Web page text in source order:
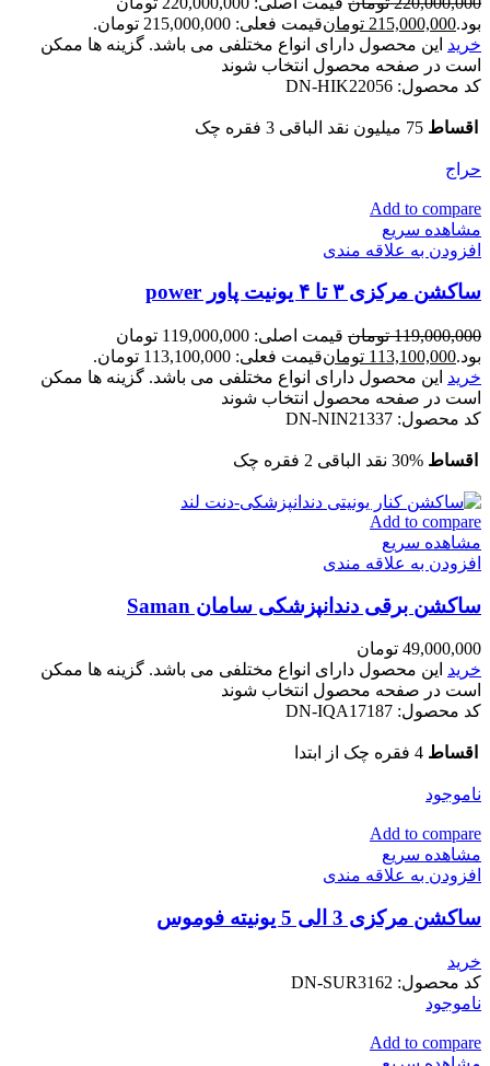
بود.215,000,000 تومانقیمت فعلی: 215,000,000 تومان.
خرید این محصول دارای انواع مختلفی می باشد. گزینه ها ممکن
است در صفحه محصول انتخاب شوند
کد محصول: DN-HIK22056
اقساط 75 میلیون نقد الباقی 3 فقره چک
حراج
Add to compare
مشاهده سریع
افزودن به علاقه مندی
ساکشن مرکزی ۳ تا ۴ یونیت پاور power
119,000,000 تومان
قیمت اصلی: 119,000,000 تومان
بود.113,100,000 تومانقیمت فعلی: 113,100,000 تومان.
خرید این محصول دارای انواع مختلفی می باشد. گزینه ها ممکن
است در صفحه محصول انتخاب شوند
کد محصول: DN-NIN21337
اقساط 30% نقد الباقی 2 فقره چک
Add to compare
مشاهده سریع
افزودن به علاقه مندی
ساکشن برقی دندانپزشکی سامان Saman
49,000,000 تومان
خرید این محصول دارای انواع مختلفی می باشد. گزینه ها ممکن
است در صفحه محصول انتخاب شوند
کد محصول: DN-IQA17187
اقساط 4 فقره چک از ابتدا
ناموجود
Add to compare
مشاهده سریع
افزودن به علاقه مندی
ساکشن مرکزی 3 الی 5 یونیته فوموس
خرید
کد محصول: DN-SUR3162
ناموجود
Add to compare